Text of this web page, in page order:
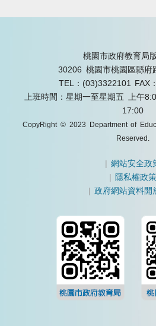
桃園市政府教育局
30206 桃園市桃園區縣府
TEL：(03)3322101
FAX
上班時間：星期一至星期五 上午
17:00
CopyRight © 2023 Department of
Reserved.
|網站安全政
| 隱私權政策
|政府網站資料開